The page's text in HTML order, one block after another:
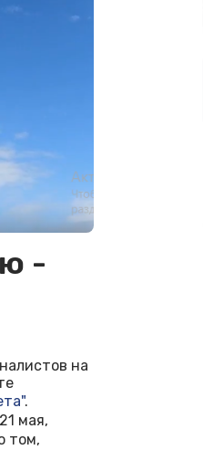
-
на
.
мая,
том,